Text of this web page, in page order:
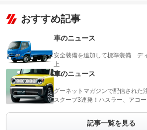
おすすめ記事
車のニュース
安全装備を追加して標準装備 デ
上
車のニュース
グーネットマガジンで配信された
スクープ3連発！ハスラー、アコ
記事一覧を見る